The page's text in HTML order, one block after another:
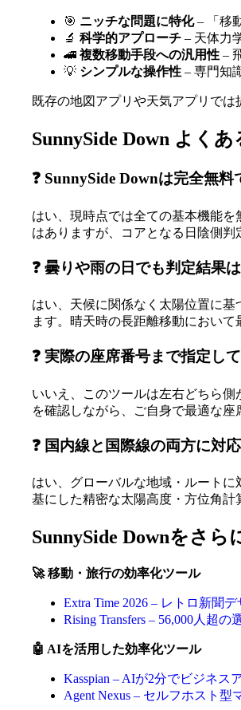
🎯 ニッチな問題に特化– 「移
🔬 科学的アプローチ – 天体力
🚄 複数移動手段への汎用性 –
💡 シンプルな操作性 – 専門知
既存の地図アプリや天気アプリで
SunnySide Down よくあ
❓ SunnySide Downは完全無料
はい、現時点では全ての基本機能
はありますが、コアとなる日陰側判
❓ 曇りや雨の日でも判定結果
はい、天候に関係なく太陽位置に
ます。晴天時の長距離移動におい
❓ 実際の座席番号まで指定し
いいえ、このツールは左右どちら
を確認しながら、ご自身で最適な座
❓ 国内線と国際線の両方に対
はい、グローバルな地域・ルート
基にした精密な太陽高度・方位角計
SunnySide Downをさ
🚀 移動・旅行の効率化ツール
Extra Time 2026 – レトロ新聞
Rising Transfers – 56,000人超
🤖 AIを活用した効率化ツール
Kasspian – AIが2分でビジネ
Agent Nexus – セルフホスト